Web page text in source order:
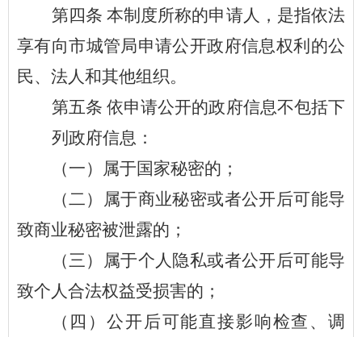
第四条 本制度所称的申请人，是指依法
享有向市城管局申请公开政府信息权利的公
民、法人和其他组织。
第五条 依申请公开的政府信息不包括下
列政府信息 ：
（一）属于国家秘密的；
（二）属于商业秘密或者公开后可能导
致商业秘密被泄露的；
（三）属于个人隐私或者公开后可能导
致个人合法权益受损害的；
（四）公开后可能直接影响检查、调